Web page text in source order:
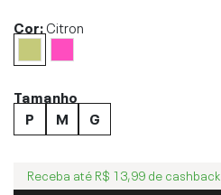
Cor:Citron
Tamanho
P
M G
Receba até R$ 13,99 de cashback